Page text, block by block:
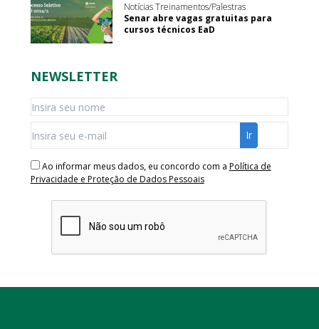
Notícias Treinamentos/Palestras
Senar abre vagas gratuitas para
cursos técnicos EaD
NEWSLETTER
Ao informar meus dados, eu concordo com a Política de
Privacidade e Proteção de Dados Pessoais